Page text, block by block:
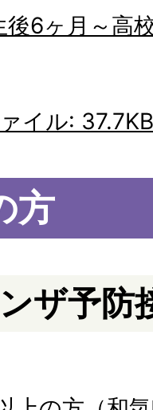
後6ヶ月～高
イル:
方
ザ予防